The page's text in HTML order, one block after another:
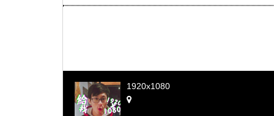
1920x1080